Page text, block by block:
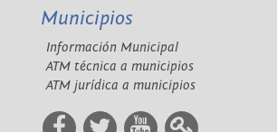
Municipios
Información Municipal
ATM técnica a municipios
ATM jurídica a municipios